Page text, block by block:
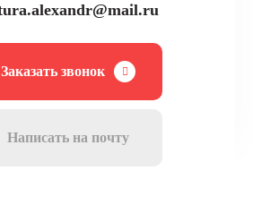
Заказать звонок
Написать на почту